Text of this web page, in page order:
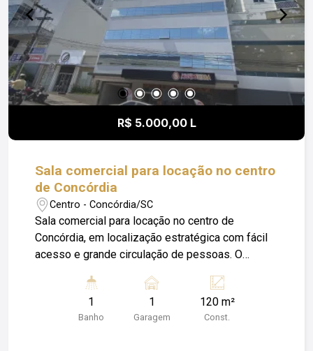
R$ 5.000,00 L
Sala comercial para locação no centro
de Concórdia
Centro - Concórdia/SC
Sala comercial para locação no centro de
Concórdia, em localização estratégica com fácil
acesso e grande circulação de pessoas. O
ideal para diversos tipos de negócios como
escritórios, clínicas, estúdios, lojas ou serviços
em geral. A localização central facilita o acesso
1
Banho
1
Garagem
120 m²
Const.